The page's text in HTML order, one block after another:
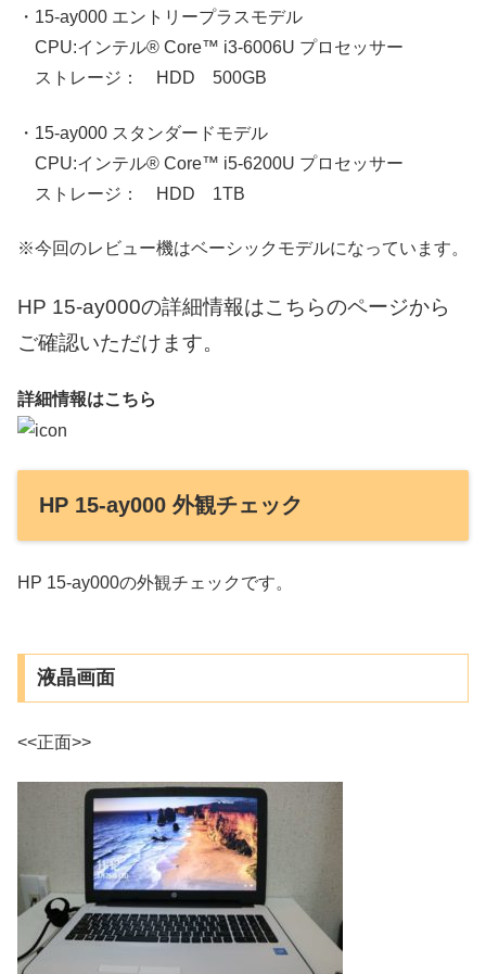
・15-ay000 エントリープラスモデル
CPU:インテル® Core™ i3-6006U プロセッサー
ストレージ： HDD 500GB
・15-ay000 スタンダードモデル
CPU:インテル® Core™ i5-6200U プロセッサー
ストレージ： HDD 1TB
※今回のレビュー機はベーシックモデルになっています。
HP 15-ay000の詳細情報はこちらのページから
ご確認いただけます。
詳細情報はこちら
HP 15-ay000 外観チェック
HP 15-ay000の外観チェックです。
液晶画面
<<正面>>